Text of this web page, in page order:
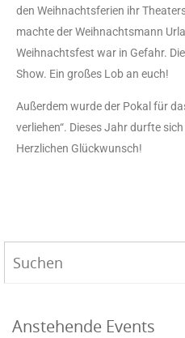
den Weihnachtsferien ihr
machte der Weihnachtsmann
Weihnachtsfest war in Gefahr.
Show. Ein großes Lob an euch!
Außerdem wurde der Pokal für
verliehen“. Dieses Jahr durfte
Herzlichen Glückwunsch!
Anstehende Events